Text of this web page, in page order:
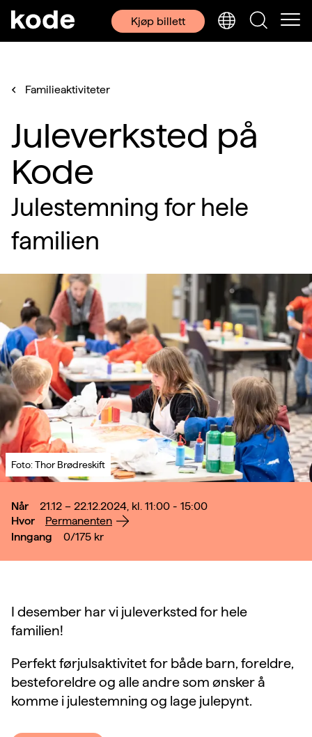
Kjøp billett
Familieaktiviteter
Juleverksted på
Kode
Julestemning for hele
familien
Foto: Thor Brødreskift
Når
21.12 – 22.12.2024, kl. 11:00 - 15:00
Hvor
Permanenten
Inngang
0/175 kr
I desember har vi juleverksted for hele
familien!
Perfekt førjulsaktivitet for både barn, foreldre,
besteforeldre og alle andre som ønsker å
komme i julestemning og lage julepynt.